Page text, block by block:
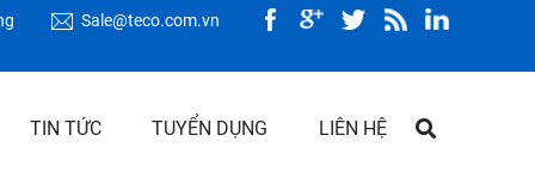
Sale@teco.com.vn
TIN TỨC TUYỂN DỤNG LIÊN HỆ